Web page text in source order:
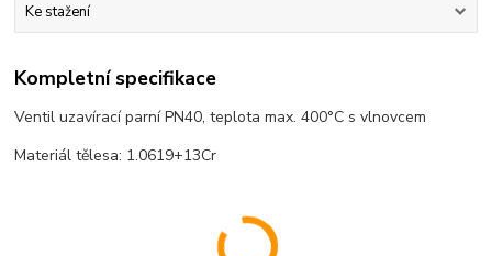
Ke stažení
Kompletní specifikace
Ventil uzavírací parní PN40, teplota max. 400°C s vlnovcem
Materiál tělesa: 1.0619+13Cr